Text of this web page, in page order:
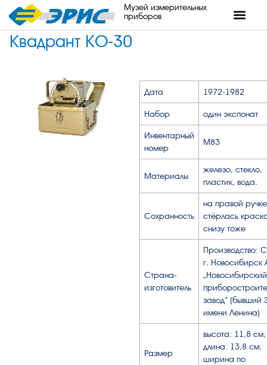
Музей измерительных
приборов
Квадрант КО-30
Дата 1972-1982
Набор один экспонат
Инвентарный
номер
М83
Материалы
железо, стекло,
пластик, вода.
Сохранность
на правой ручке
стёрлась
снизу тоже
Страна-
изготовитель
Производство:
г. Новосибирск
„Новосибирский
завод“ (бывший
имени Ленина)
Размер
высота: 11,8 см;
длина: 13,8 см;
ширина по